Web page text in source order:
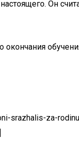
Он
srazhalis-za-